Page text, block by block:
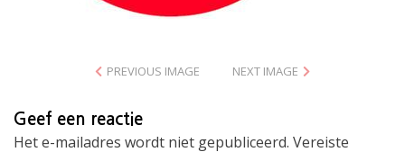
PREVIOUS IMAGE NEXT IMAGE
Geef een reactie
Het e-mailadres wordt niet gepubliceerd. Vereiste